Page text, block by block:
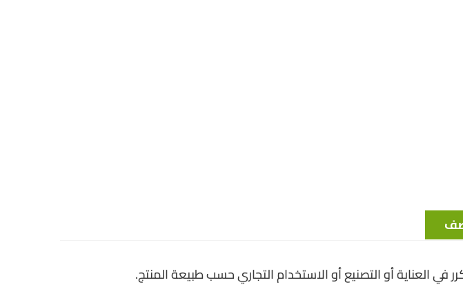
العناية أو التصنيع أو الاستخدام التجاري حسب طبيعة المنتج.